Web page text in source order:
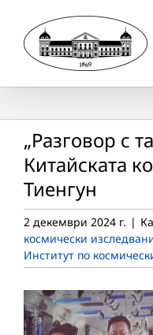
content
„Разговор с
Китайската
Тиенгун
2 декември 2024 г. |
космически
Институт по